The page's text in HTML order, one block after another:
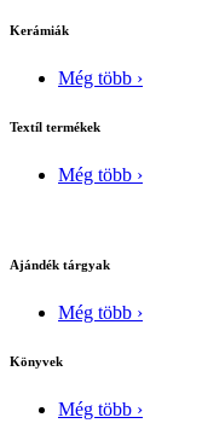
Kerámiák
Még több ›
Textíl termékek
Még több ›
Ajándék tárgyak
Még több ›
Könyvek
Még több ›